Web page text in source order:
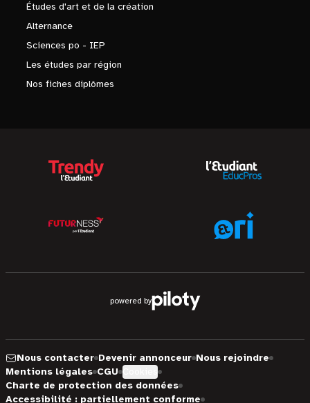
Études d'art et de la création
Alternance
Sciences po - IEP
Les études par région
Nos fiches diplômes
powered by
Nous contacter Devenir annonceur Nous rejoindre
Mentions légales CGU
Charte de protection des données
Accessibilité : partiellement conforme